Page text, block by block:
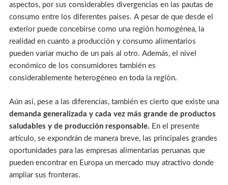
aspectos, por sus considerables divergencias en las pautas de
consumo entre los diferentes países. A pesar de que desde el
exterior puede concebirse como una región homogénea, la
realidad en cuanto a producción y consumo alimentarios
pueden variar mucho de un país al otro. Además, el nivel
económico de los consumidores también es
considerablemente heterogéneo en toda la región.
Aún así, pese a las diferencias, también es cierto que existe una
demanda generalizada y cada vez más grande de productos
saludables y de producción responsable. En el presente
artículo, se expondrán de manera breve, las principales grandes
oportunidades para las empresas alimentarias peruanas que
pueden encontrar en Europa un mercado muy atractivo donde
ampliar sus fronteras.